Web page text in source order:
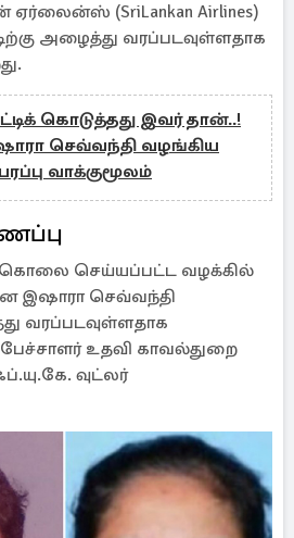
ஏர்லைன்ஸ் (SriLankan Airlines)
அழைத்து வரப்படவுள்ளதாக
கொடுத்தது இவர் தான்..!
செவ்வந்தி வழங்கிய
வாக்குமூலம்
செய்யப்பட்ட வழக்கில்
இஷாரா செவ்வந்தி
வரப்படவுள்ளதாக
உதவி காவல்துறை
வுட்லர்